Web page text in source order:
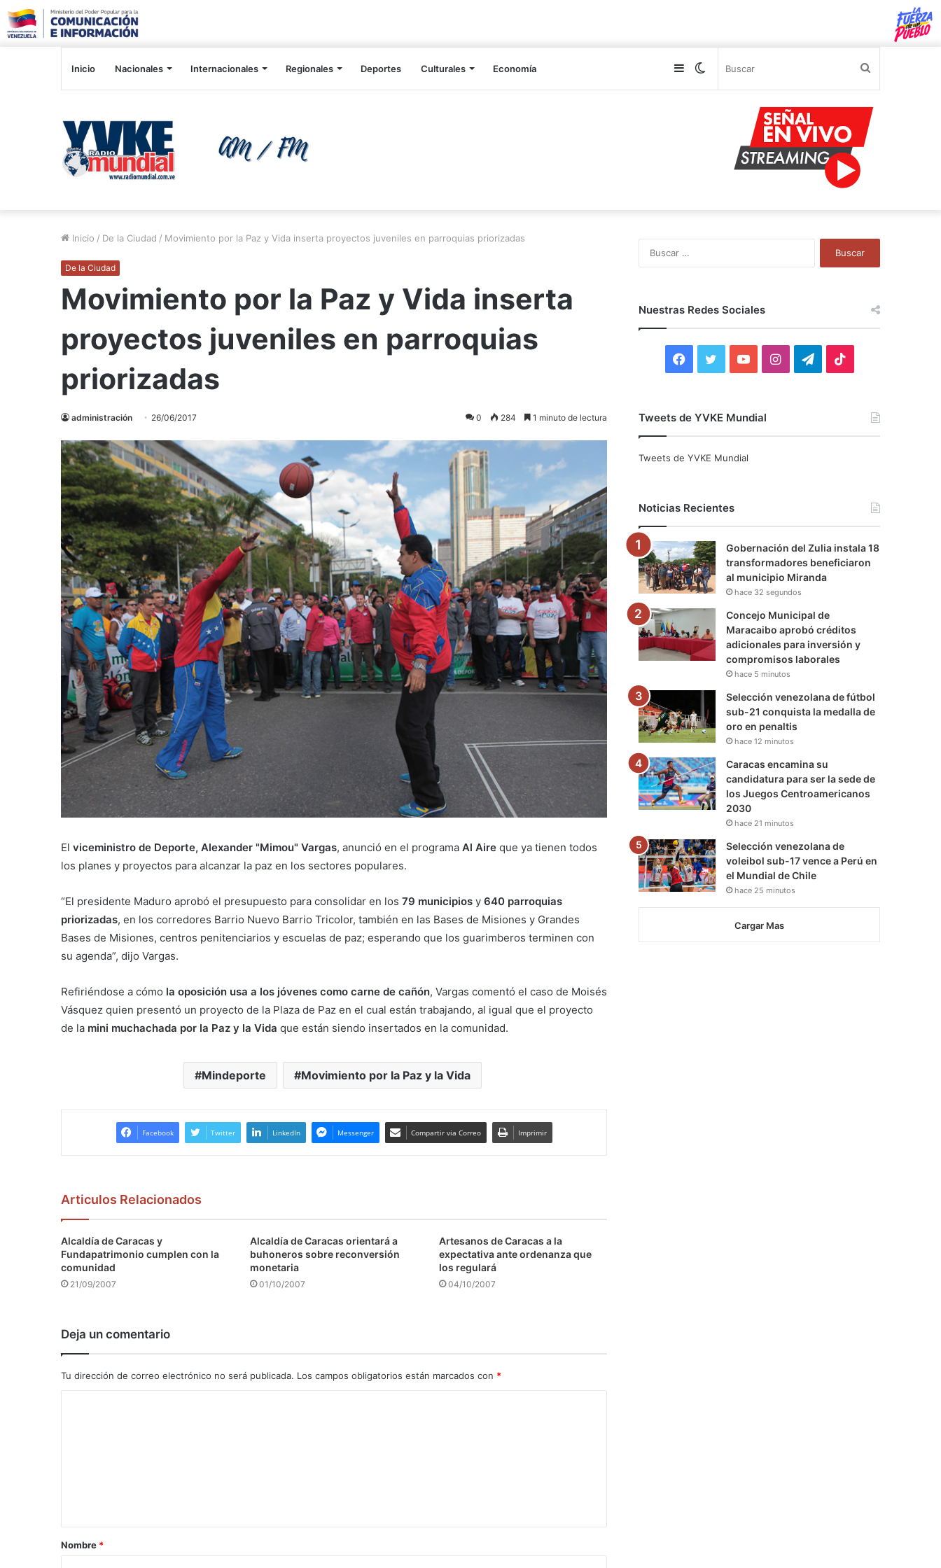
Inicio Nacionales Internacionales Regionales Deportes Culturales Economía Switch
Sidebar
Inicio / De la Ciudad / Movimiento por la Paz y Vida inserta proyectos juveniles en parroquias priorizadas
De la Ciudad
Movimiento por la Paz y Vida inserta
proyectos juveniles en parroquias
priorizadas
administración 26/06/2017 0 284 1 minuto de lectura
El viceministro de Deporte, Alexander "Mimou" Vargas, anunció en el programa Al Aire que ya tienen todos
los planes y proyectos para alcanzar la paz en los sectores populares.
“El presidente Maduro aprobó el presupuesto para consolidar en los 79 municipios y 640 parroquias
priorizadas, en los corredores Barrio Nuevo Barrio Tricolor, también en las Bases de Misiones y Grandes
Bases de Misiones, centros penitenciarios y escuelas de paz; esperando que los guarimberos terminen con
su agenda”, dijo Vargas.
Refiriéndose a cómo la oposición usa a los jóvenes como carne de cañón, Vargas comentó el caso de Moisés
Vásquez quien presentó un proyecto de la Plaza de Paz en el cual están trabajando, al igual que el proyecto
de la mini muchachada por la Paz y la Vida que están siendo insertados en la comunidad.
Mindeporte Movimiento por la Paz y la Vida
Facebook Twitter LinkedIn Messenger Compartir via Correo Imprimir
Articulos Relacionados
Alcaldía de Caracas y
Fundapatrimonio cumplen con la
comunidad
21/09/2007
Alcaldía de Caracas orientará a
buhoneros sobre reconversión
monetaria
01/10/2007
Artesanos de Caracas a la
expectativa ante ordenanza que
los regulará
04/10/2007
Deja un comentario
Tu dirección de correo electrónico no será publicada. Los campos obligatorios están marcados con *
a
r
Nombre *
Nuestras Redes Sociales
F
c
o
k
i
r
Y
u
e
I
r
a
m
T
a
m
Tweets de YVKE Mundial
Tweets de YVKE Mundial
Noticias Recientes
Gobernación del Zulia instala 18
transformadores beneficiaron
al municipio Miranda
hace 32 segundos
Concejo Municipal de
Maracaibo aprobó créditos
adicionales para inversión y
compromisos laborales
hace 5 minutos
Selección venezolana de fútbol
sub-21 conquista la medalla de
oro en penaltis
hace 12 minutos
Caracas encamina su
candidatura para ser la sede de
los Juegos Centroamericanos
2030
hace 21 minutos
Selección venezolana de
voleibol sub-17 vence a Perú en
el Mundial de Chile
hace 25 minutos
Cargar Mas